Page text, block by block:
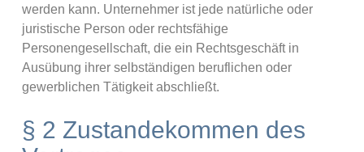
werden kann. Unternehmer ist jede natürliche oder
juristische Person oder rechtsfähige
Personengesellschaft, die ein Rechtsgeschäft in
Ausübung ihrer selbständigen beruflichen oder
gewerblichen Tätigkeit abschließt.
§ 2 Zustandekommen des